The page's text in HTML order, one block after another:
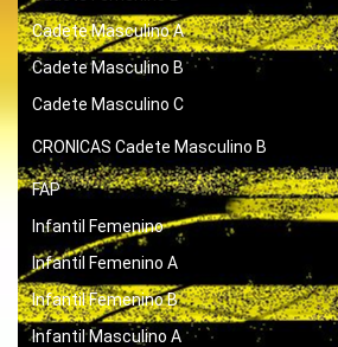
Cadete Masculino A
Cadete Masculino B
Cadete Masculino C
CRONICAS Cadete Masculino B
FAP
Infantil Femenino
Infantil Femenino A
Infantil Femenino B
Infantil Masculino A